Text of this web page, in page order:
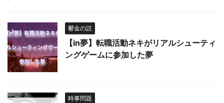
鬱金の説
【in夢】転職活動ネキがリアルシューティ
ングゲームに参加した夢
時事問題